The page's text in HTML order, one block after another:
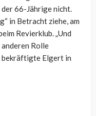
66-Jährige nicht.
in Betracht ziehe, am
Revierklub. „Und
anderen Rolle
bekräftigte Elgert in